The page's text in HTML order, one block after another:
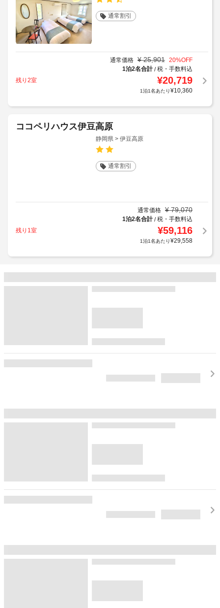
通常割引
通常価格 ¥ 25,901 20%OFF
1泊2名合計/税・手数料込
残り2室
¥20,719
1泊1名あたり¥10,360
ココペリハウス伊豆高原
静岡県 > 伊豆高原
通常割引
通常価格 ¥ 79,070
1泊2名合計/税・手数料込
残り1室
¥59,116
1泊1名あたり¥29,558